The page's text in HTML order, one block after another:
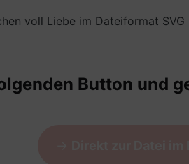
voll Liebe im Dateiformat SVG
Button und